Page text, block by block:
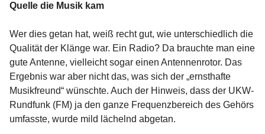
Quelle die Musik kam
Wer dies getan hat, weiß recht gut, wie unterschiedlich die
Qualität der Klänge war. Ein Radio? Da brauchte man eine
gute Antenne, vielleicht sogar einen Antennenrotor. Das
Ergebnis war aber nicht das, was sich der „ernsthafte
Musikfreund“ wünschte. Auch der Hinweis, dass der UKW-
Rundfunk (FM) ja den ganze Frequenzbereich des Gehörs
umfasste, wurde mild lächelnd abgetan.